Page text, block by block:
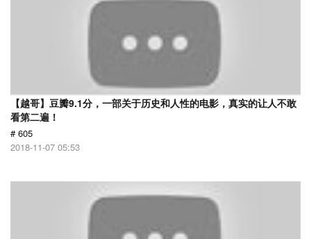
【越哥】豆瓣9.1分，一部关于历史和人性的电影，真实的让人不敢
看第二遍！
# 605
2018-11-07 05:53